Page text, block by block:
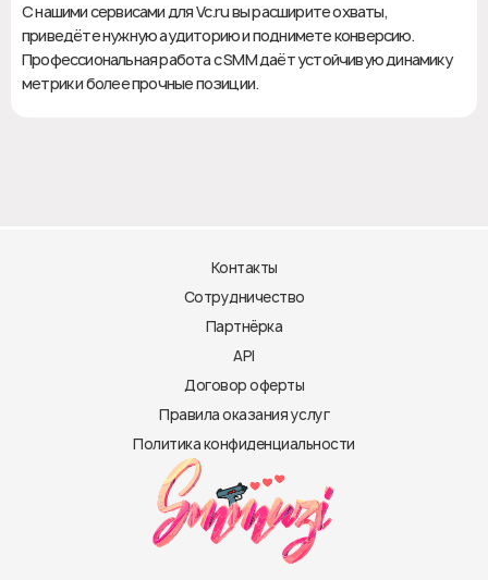
С нашими сервисами для Vc.ru вы расширите охваты,
приведёте нужную аудиторию и поднимете конверсию.
Профессиональная работа с SMM даёт устойчивую динамику
метрик и более прочные позиции.
Контакты
Сотрудничество
Партнёрка
API
Договор оферты
Правила оказания услуг
Политика конфиденциальности